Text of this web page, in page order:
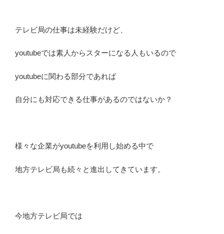
テレビ局の仕事は未経験だけど、
youtubeでは素人からスターになる人もいるので
youtubeに関わる部分であれば
自分にも対応できる仕事があるのではないか？
様々な企業がyoutubeを利用し始める中で
地方テレビ局も続々と進出してきています。
今地方テレビ局では